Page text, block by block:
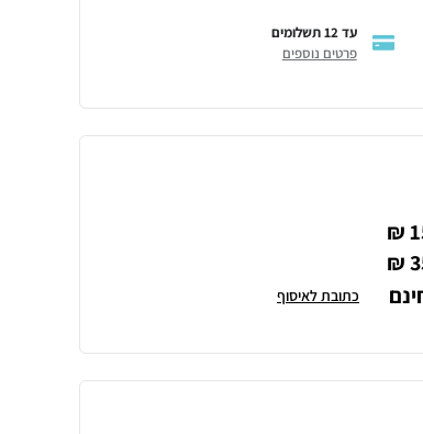
עד 12 תשלומים
פרטים נוספים
כתובת לאיסוף